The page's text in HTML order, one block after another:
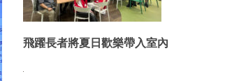
飛躍長者將夏日歡樂帶入室內